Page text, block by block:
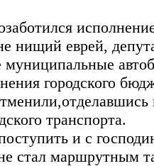
нищий еврей,
муниципальные
городского
транспорта.
и с
стал маршрутным